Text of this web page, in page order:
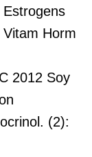
Horm
2012 Soy
(2):